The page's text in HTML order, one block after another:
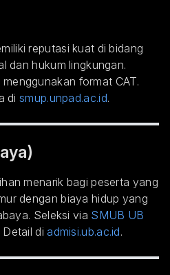
reputasi kuat di bidang
dan hukum lingkungan.
menggunakan format CAT.
dismup.unpad.ac.id.
menarik bagi peserta yang
dengan biaya hidup yang
Seleksi via SMUB UB
di admisi.ub.ac.id.